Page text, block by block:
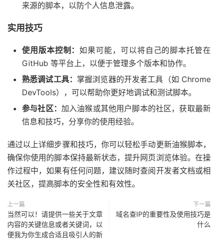
来源的脚本，以防个人信息泄露。
实用技巧
使用版本控制：如果可能，可以将自己的脚本托管在
GitHub 等平台上，以便于管理多个版本和协作。
熟悉调试工具： 掌握浏览器的开发者工具（如 Chrome
DevTools），可以帮助你更好地调试和测试脚本。
参与社区： 加入油猴或其他用户脚本的社区，获取最新
信息和技巧，分享你的使用经验。
通过以上详细步骤和技巧，你可以轻松手动更新油猴脚本，
确保你使用的脚本保持最新状态，提升网页浏览体验。在操
作过程中，如果有任何问题，建议随时查阅开发者文档或相
关社区，提高脚本的安全性和有效性。
上一篇
当然可以！请提供一些关于文章
内容的关键信息或者关键词，以
便我为你生成合适且吸引人的新
下一篇
域名查IP的重要性及使用技巧是
什么